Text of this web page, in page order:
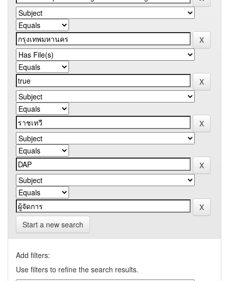
Start a new search
Add filters:
Use filters to refine the search results.